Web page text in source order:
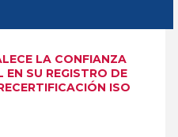
LA CONFIANZA
EN SU REGISTRO DE
ISO